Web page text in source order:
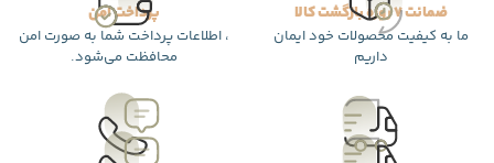
ضمانت 7 روزه بازگشت کالا
ما به کیفیت محصولات خود ایمان
داریم
پرداخت امن
، اطلاعات پرداخت شما به صورت امن
محافظت می‌شود.